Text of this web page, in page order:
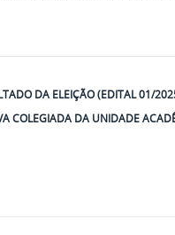
DA ELEIÇÃO (EDITAL 01/
COLEGIADA DA UNIDADE